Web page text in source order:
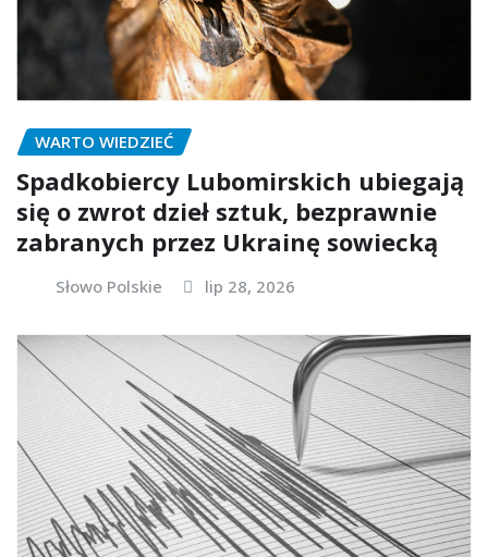
WARTO WIEDZIEĆ
Spadkobiercy Lubomirskich ubiegają
się o zwrot dzieł sztuk, bezprawnie
zabranych przez Ukrainę sowiecką
Słowo Polskie lip 28, 2026